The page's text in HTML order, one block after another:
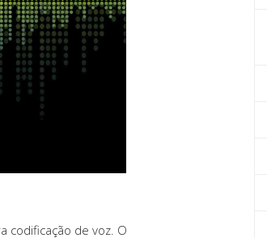
codificação de voz. O